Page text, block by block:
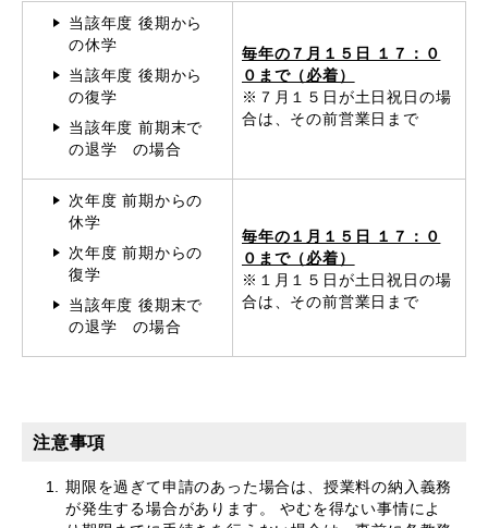
当該年度 後期から
の休学
当該年度 後期から
の復学
当該年度 前期末で
の退学 の場合
毎年の７月１５日 １７：０
０まで（必着）
※７月１５日が土日祝日の場
合は、その前営業日まで
次年度 前期からの
休学
次年度 前期からの
復学
当該年度 後期末で
の退学 の場合
毎年の１月１５日 １７：０
０まで（必着）
※１月１５日が土日祝日の場
合は、その前営業日まで
注意事項
期限を過ぎて申請のあった場合は、授業料の納入義務
が発生する場合があります。 やむを得ない事情によ